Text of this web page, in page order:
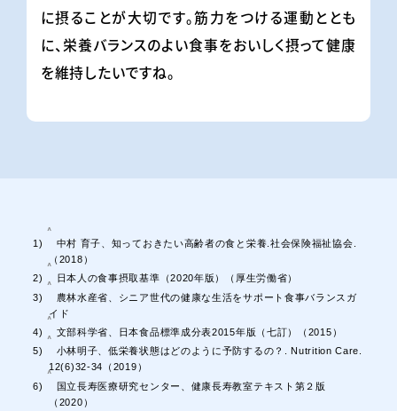
に摂ることが大切です。筋力をつける運動ととも
に、栄養バランスのよい食事をおいしく摂って健康
を維持したいですね。
^
中村 育子、知っておきたい高齢者の食と栄養.社会保険福祉協会.
（2018）
^
日本人の食事摂取基準（2020年版）（厚生労働省）
^
農林水産省、シニア世代の健康な生活をサポート食事バランスガ
イド
^
文部科学省、日本食品標準成分表2015年版（七訂）（2015）
^
小林明子、低栄養状態はどのように予防するの？. Nutrition Care.
12(6)32-34（2019）
^
国立長寿医療研究センター、健康長寿教室テキスト第２版
（2020）